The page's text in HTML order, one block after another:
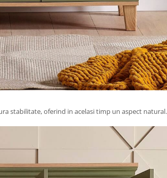
stabilitate, oferind in acelasi timp un aspect